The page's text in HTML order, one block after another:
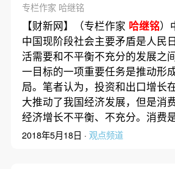
专栏作家 哈继铭
【财新网】（专栏作家 哈继铭）
中国现阶段社会主要矛盾是人民
活需要和不平衡不充分的发展之
一目标的一项重要任务是推动形
局。笔者认为，投资和出口增长
大推动了我国经济发展，但是消
经济增长不平衡、不充分。消
2018年5月18日 · 观点频道